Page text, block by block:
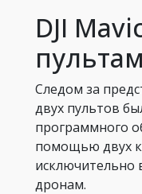
DJI
Следом за
двух пультов
программного
помощью двух
исключительно
дронам.